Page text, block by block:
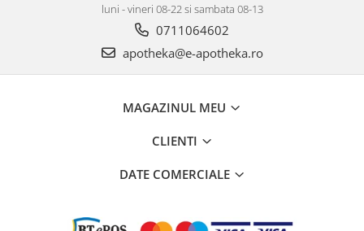
luni - vineri 08-22 si sambata 08-13
0711064602
apotheka@e-apotheka.ro
MAGAZINUL MEU
CLIENTI
DATE COMERCIALE